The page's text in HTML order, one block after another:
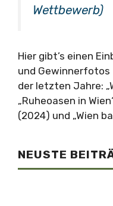
Wettbewerb)
Hier gibt’s einen
und Gewinnerfotos
der letzten Jahre:
„Ruheoasen in
(2024) und „Wien
NEUSTE